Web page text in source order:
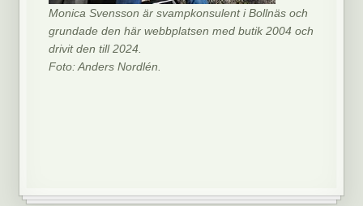
Monica Svensson är svampkonsulent i Bollnäs och
grundade den här webbplatsen med butik 2004 och
drivit den till 2024.
Foto: Anders Nordlén.